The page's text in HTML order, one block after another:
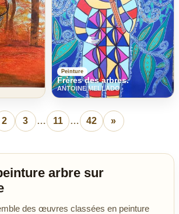
Peinture
Frères des arbres.
ANTOINE MELLADO
2 3 … 11 … 42 »
arbre sur
des œuvres classées en peinture